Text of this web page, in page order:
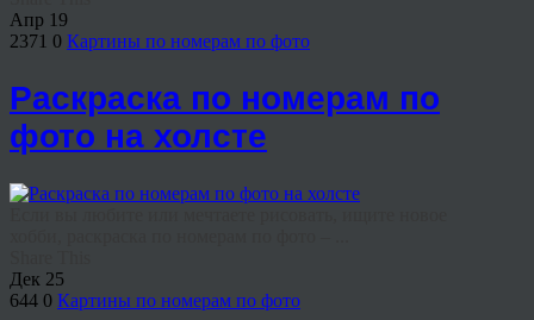
Апр 19
2371 0 Картины по номерам по фото
Раскраска по номерам по
фото на холсте
Дек 25
644 0 Картины по номерам по фото